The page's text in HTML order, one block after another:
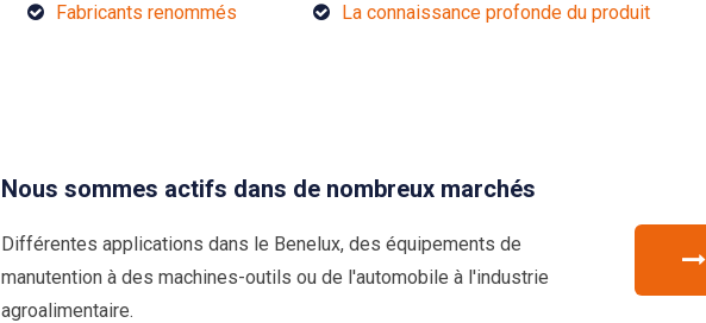
Fabricants renommés La connaissance profonde du produit
Nous sommes actifs dans de nombreux marchés
Différentes applications dans le Benelux, des équipements de
manutention à des machines-outils ou de l'automobile à l'industrie
agroalimentaire.